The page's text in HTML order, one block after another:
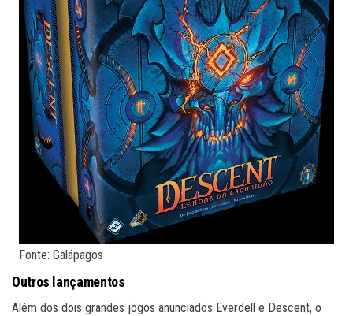
Fonte: Galápagos
Outros lançamentos
Além dos dois grandes jogos anunciados Everdell e Descent, o